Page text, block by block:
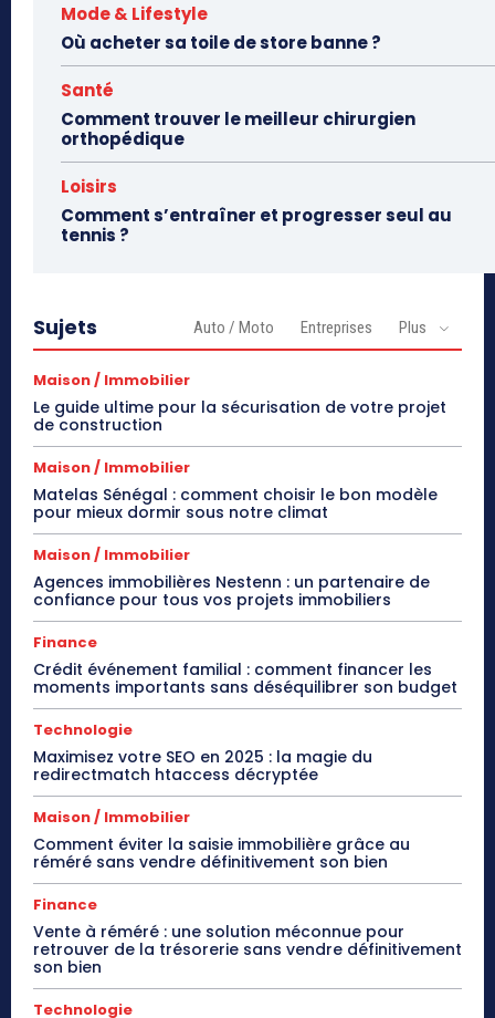
Mode & Lifestyle
Où acheter sa toile de store banne ?
Santé
Comment trouver le meilleur chirurgien
orthopédique
Loisirs
Comment s’entraîner et progresser seul au
tennis ?
Sujets Auto / Moto Entreprises Plus
Maison / Immobilier
Le guide ultime pour la sécurisation de votre projet
de construction
Maison / Immobilier
Matelas Sénégal : comment choisir le bon modèle
pour mieux dormir sous notre climat
Maison / Immobilier
Agences immobilières Nestenn : un partenaire de
confiance pour tous vos projets immobiliers
Finance
Crédit événement familial : comment financer les
moments importants sans déséquilibrer son budget
Technologie
Maximisez votre SEO en 2025 : la magie du
redirectmatch htaccess décryptée
Maison / Immobilier
Comment éviter la saisie immobilière grâce au
réméré sans vendre définitivement son bien
Finance
Vente à réméré : une solution méconnue pour
retrouver de la trésorerie sans vendre définitivement
son bien
Technologie